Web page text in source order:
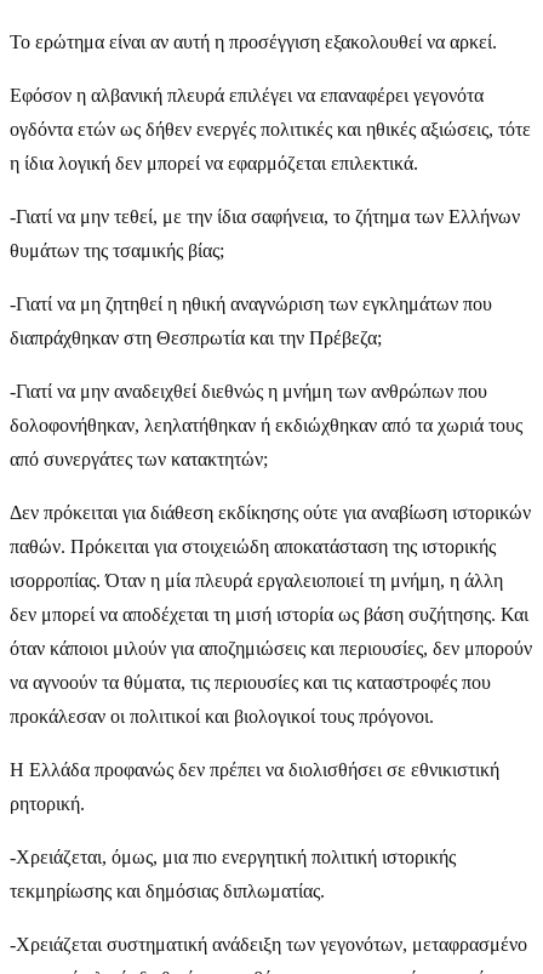
Το ερώτημα είναι αν αυτή η προσέγγιση εξακολουθεί να αρκεί.
Εφόσον η αλβανική πλευρά επιλέγει να επαναφέρει γεγονότα
ογδόντα ετών ως δήθεν ενεργές πολιτικές και ηθικές αξιώσεις, τότε
η ίδια λογική δεν μπορεί να εφαρμόζεται επιλεκτικά.
-Γιατί να μην τεθεί, με την ίδια σαφήνεια, το ζήτημα των Ελλήνων
θυμάτων της τσαμικής βίας;
-Γιατί να μη ζητηθεί η ηθική αναγνώριση των εγκλημάτων που
διαπράχθηκαν στη Θεσπρωτία και την Πρέβεζα;
-Γιατί να μην αναδειχθεί διεθνώς η μνήμη των ανθρώπων που
δολοφονήθηκαν, λεηλατήθηκαν ή εκδιώχθηκαν από τα χωριά τους
από συνεργάτες των κατακτητών;
Δεν πρόκειται για διάθεση εκδίκησης ούτε για αναβίωση ιστορικών
παθών. Πρόκειται για στοιχειώδη αποκατάσταση της ιστορικής
ισορροπίας. Όταν η μία πλευρά εργαλειοποιεί τη μνήμη, η άλλη
δεν μπορεί να αποδέχεται τη μισή ιστορία ως βάση συζήτησης. Και
όταν κάποιοι μιλούν για αποζημιώσεις και περιουσίες, δεν μπορούν
να αγνοούν τα θύματα, τις περιουσίες και τις καταστροφές που
προκάλεσαν οι πολιτικοί και βιολογικοί τους πρόγονοι.
Η Ελλάδα προφανώς δεν πρέπει να διολισθήσει σε εθνικιστική
ρητορική.
-Χρειάζεται, όμως, μια πιο ενεργητική πολιτική ιστορικής
τεκμηρίωσης και δημόσιας διπλωματίας.
-Χρειάζεται συστηματική ανάδειξη των γεγονότων, μεταφρασμένο